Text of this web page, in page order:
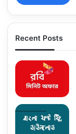
Recent Posts